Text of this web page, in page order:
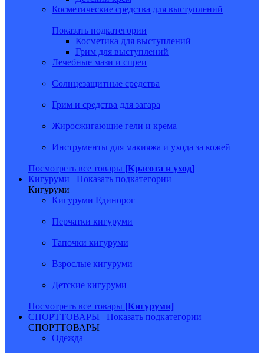
Косметические средства для выступлений
Показать подкатегории
Косметика для выступлений
Грим для выступлений
Лечебные мази и спреи
Солнцезащитные средства
Грим и средства для загара
Жиросжигающие гели и крема
Инструменты для макияжа и ухода за кожей
Посмотреть все товары [Красота и уход]
Кигуруми
Показать подкатегории
Кигуруми
Кигуруми Единорог
Перчатки кигуруми
Тапочки кигуруми
Взрослые кигуруми
Детские кигуруми
Посмотреть все товары [Кигуруми]
СПОРТТОВАРЫ
Показать подкатегории
СПОРТТОВАРЫ
Одежда